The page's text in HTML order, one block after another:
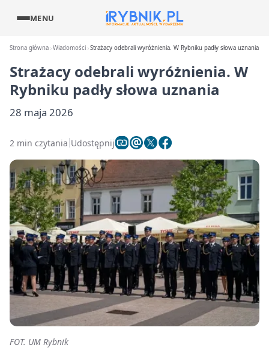
MENU
Strona główna Wiadomości Strażacy odebrali wyróżnienia. W Rybniku padły słowa uznania
Strażacy odebrali wyróżnienia. W
Rybniku padły słowa uznania
28 maja 2026
2 min czytania Udostępnij
FOT. UM Rybnik